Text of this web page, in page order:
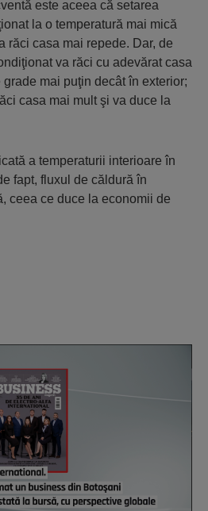
este aceea că setarea
la o temperatură mai mică
răci casa mai repede. Dar, de
va răci cu adevărat casa
mai puţin decât în exterior;
casa mai mult şi va duce la
a temperaturii interioare în
fapt, fluxul de căldură în
ceea ce duce la economii de